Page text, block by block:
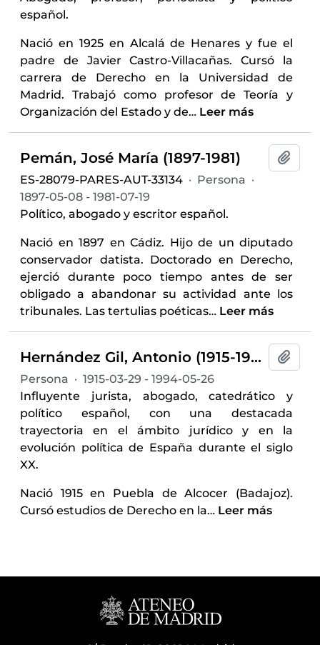
español.
Nació en 1925 en Alcalá de Henares y fue el
padre de Javier Castro-Villacañas. Cursó la
carrera de Derecho en la Universidad de
Madrid. Trabajó como profesor de Teoría y
Organización del Estado y de… Leer más
Pemán, José María (1897-1981)
ES-28079-PARES-AUT-33134 · Persona ·
1897-05-08 - 1981-07-19
Político, abogado y escritor español.
Nació en 1897 en Cádiz. Hijo de un diputado
conservador datista. Doctorado en Derecho,
ejerció durante poco tiempo antes de ser
obligado a abandonar su actividad ante los
tribunales. Las tertulias poéticas… Leer más
Hernández Gil, Antonio (1915-1994)
Persona · 1915-03-29 - 1994-05-26
Influyente jurista, abogado, catedrático y
político español, con una destacada
trayectoria en el ámbito jurídico y en la
evolución política de España durante el siglo
XX.
Nació 1915 en Puebla de Alcocer (Badajoz).
Cursó estudios de Derecho en la… Leer más